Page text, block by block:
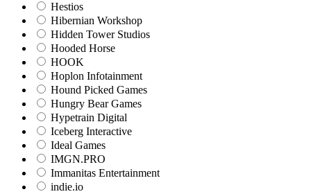
Hestios
Hibernian Workshop
Hidden Tower Studios
Hooded Horse
HOOK
Hoplon Infotainment
Hound Picked Games
Hungry Bear Games
Hypetrain Digital
Iceberg Interactive
Ideal Games
IMGN.PRO
Immanitas Entertainment
indie.io